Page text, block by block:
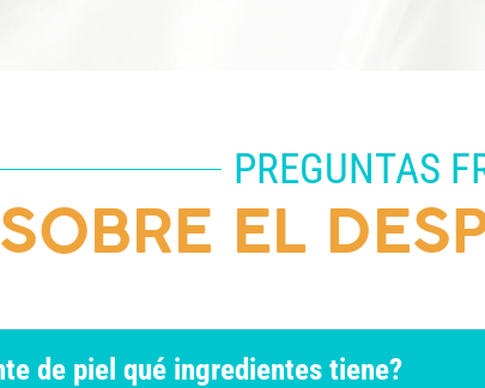
PREGUNTAS
SOBRE EL
de piel qué ingredientes tiene?